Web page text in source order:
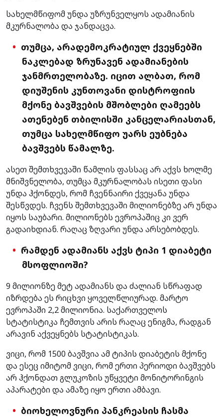
სახელმწიფომ უნდა უზრუნველყოს ადამიანის
მკურნალობა და ჯანდაცვა.
თუმცა, არადემოკრატიულ ქვეყნებში
ნაკლებად ზრუნავენ ადამიანების
ჯანმრთელობაზე. იცით ალბათ, რომ
დიუშენის კუნთოვანი დისტროფიის
მქონე ბავშვების მშობლები ღამეებს
ათენებენ თბილისში კანცელარიასთან,
თუმცა სახელმწიფო უარს ეუბნება
ბავშვებს წამალზე.
ასეთ შემთხვევაში წამლის ფასსაც არ აქვს ხოლმე
მნიშვნელობა, თუმცა მკურნალობას ისეთი ფასი
უნდა ჰქონდეს, რომ ჩვენნაირი ქვეყანა უნდა
შესწვდეს. ჩვენს შემთხვევაში მილიონებზე არ უნდა
იყოს საუბარი. მილიონებს ევროპაშიც კი ვერ
გადაიხდიან. რაღაც ზღვარი უნდა არსებობდეს.
რამდენ ადამიანს აქვს ტიპი 1 დიაბეტი
მსოფლიოში?
9 მილიონზე მეტ ადამიანს და ძალიან სწრაფად
იზრდება ეს რიცხვი ყოველწლიურად. მარტო
ევროპაში 2,2 მილიონია. საქართველოს
სტატისტიკა ჩემთვის არის რაღაც ენიგმა, რადგან
არავინ აქვეყნებს სტატისტიკას.
ვიცი, რომ 1500 ბავშვია ამ ტიპის დიაბეტის მქონე
და ესეც იმიტომ ვიცი, რომ ერთი პერიოდი ბავშვებს
არ ჰქონდათ გლუკოზის უწყვეტი მონიტორინგის
აპარატები და ამაზე იყო ერთი ამბავი.
ბიოხელოვნური პანკრეასის ჩასმა